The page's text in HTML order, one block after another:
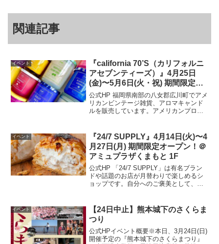
関連記事
イベント
『california 70’S（カリフォルニ
アセブンティーズ）』4月25日
(金)〜5月6日(火・祝) 期間限定開
催！＠アミュプラザくまもと 4F
公式HP 福岡県南部の八女郡広川町でアメ
リカンビンテージ雑貨、アロマキャンド
ルを販売しています。アメリカンプロダ
良い商品たちを展開しています。開催場
所はこちら▼ 公式...
イベント
『24/7 SUPPLY』4月14日(火)〜4
月27日(月) 期間限定オープン！＠
アミュプラザくまもと 1F
公式HP 「24/7 SUPPLY」は有名ブラン
ドや話題のお店が月替わりで楽しめるシ
ョップです。自分へのご褒美として、訪
喜びと感動を提供いたします。今回は、
今話題...
イベント
【24日中止】熊本城下のさくらま
つり
公式HPイベント概要※本日、3月24日(日)
開催予定の『熊本城下のさくらまつり』